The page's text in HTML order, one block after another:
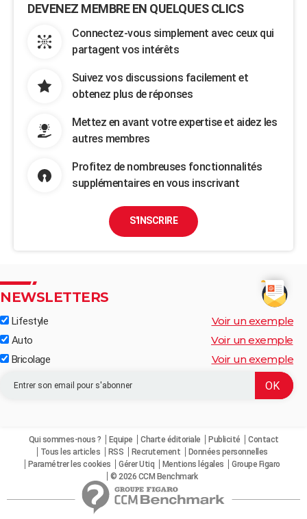
DEVENEZ MEMBRE EN QUELQUES CLICS
Connectez-vous simplement avec ceux qui
partagent vos intérêts
Suivez vos discussions facilement et
obtenez plus de réponses
Mettez en avant votre expertise et aidez les
autres membres
Profitez de nombreuses fonctionnalités
supplémentaires en vous inscrivant
S'INSCRIRE
NEWSLETTERS
Lifestyle Voir un exemple
Auto Voir un exemple
Bricolage Voir un exemple
Qui sommes-nous ? Equipe Charte éditoriale Publicité
Contact
Tous les articles
RSS Recrutement
Données personnelles
Paramétrer les cookies
Gérer Utiq Mentions légales
Groupe Figaro
© 2026 CCM Benchmark